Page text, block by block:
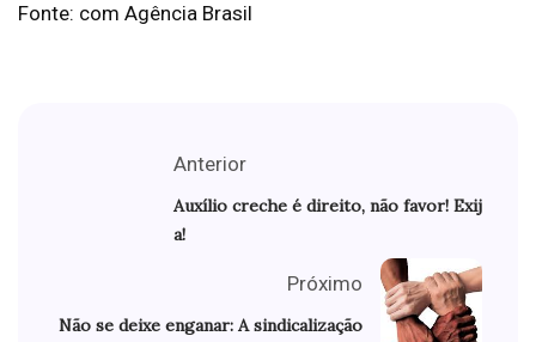
Fonte: com Agência Brasil
Anterior
Auxílio creche é direito, não favor! Exij
a!
Próximo
Não se deixe enganar: A sindicalização